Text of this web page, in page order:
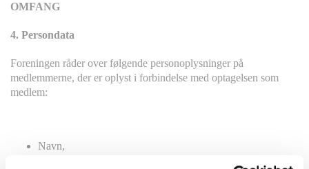
OMFANG
4. Persondata
Foreningen råder over følgende personoplysninger på
medlemmerne, der er oplyst i forbindelse med optagelsen som
medlem:
Navn,